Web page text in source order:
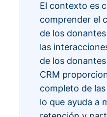
El contexto es
comprender el
de los
las
de los
CRM
completo de
lo que ayuda a